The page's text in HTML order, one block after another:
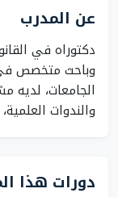
عن المدرب
وباحث متخصص في
الجامعات، لديه
والندوات
دورات هذا